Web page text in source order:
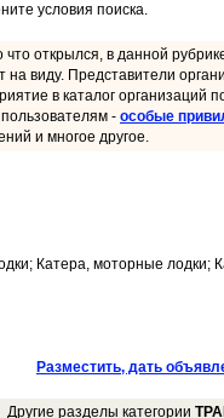
условия поиска.
открылся, в данной
виду. Представители
в каталог организаций
- особые
и многое другое.
Катера, моторные лодки;
Разместить, дать
Другие разделы категории